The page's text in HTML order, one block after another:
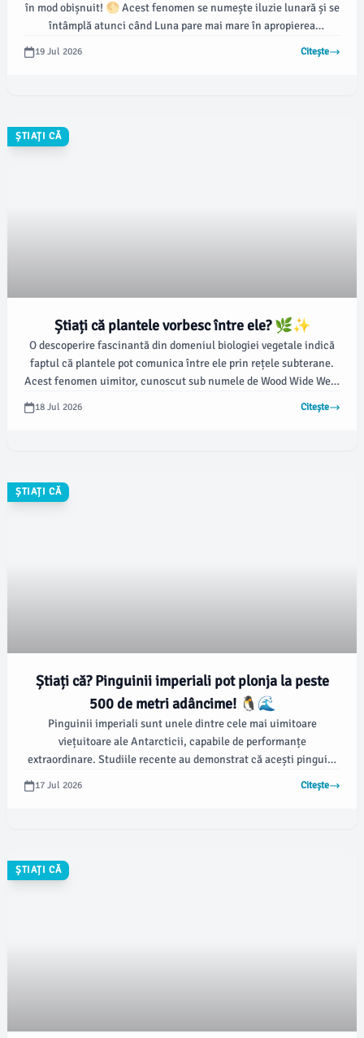
în mod obișnuit! 🌕 Acest fenomen se numește iluzie lunară și se
întâmplă atunci când Luna pare mai mare în apropierea
19 Jul 2026 Citește
ȘTIAȚI CĂ
Știați că plantele vorbesc între ele? 🌿✨
O descoperire fascinantă din domeniul biologiei vegetale indică
faptul că plantele pot comunica între ele prin rețele subterane.
Acest fenomen uimitor, cunoscut sub numele de Wood Wide Web,
utilizare a fungilor micorizați pentru a transmite informații și
18 Jul 2026 Citește
ȘTIAȚI CĂ
Știați că? Pinguinii imperiali pot plonja la peste
500 de metri adâncime! 🐧🌊
Pinguinii imperiali sunt unele dintre cele mai uimitoare
viețuitoare ale Antarcticii, capabile de performanțe
extraordinare. Studiile recente au demonstrat că acești pinguini
17 Jul 2026 Citește
ȘTIAȚI CĂ